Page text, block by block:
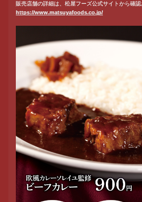
販売店舗の詳細は、松屋フーズ公式サイトから確認
https://www.matsuyafoods.co.jp/